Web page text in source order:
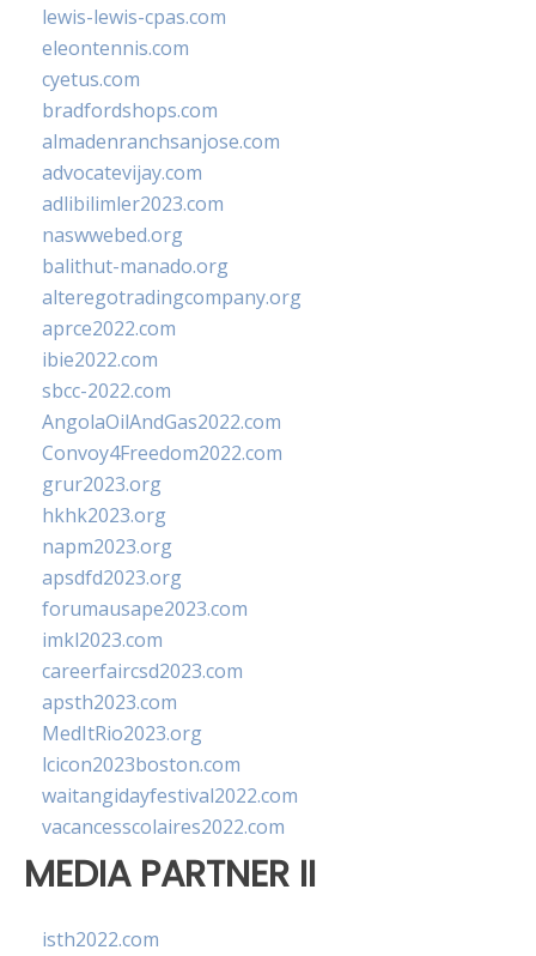
lewis-lewis-cpas.com
eleontennis.com
cyetus.com
bradfordshops.com
almadenranchsanjose.com
advocatevijay.com
adlibilimler2023.com
naswwebed.org
balithut-manado.org
alteregotradingcompany.org
aprce2022.com
ibie2022.com
sbcc-2022.com
AngolaOilAndGas2022.com
Convoy4Freedom2022.com
grur2023.org
hkhk2023.org
napm2023.org
apsdfd2023.org
forumausape2023.com
imkl2023.com
careerfaircsd2023.com
apsth2023.com
MedItRio2023.org
lcicon2023boston.com
waitangidayfestival2022.com
vacancesscolaires2022.com
MEDIA PARTNER II
isth2022.com